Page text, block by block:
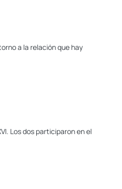
a la relación que hay
Los dos participaron en el